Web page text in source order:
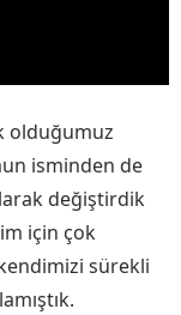
olduğumuz
isminden de
değiştirdik
için çok
sürekli